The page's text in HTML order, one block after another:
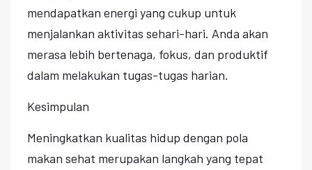
mendapatkan energi yang cukup untuk
menjalankan aktivitas sehari-hari. Anda akan
merasa lebih bertenaga, fokus, dan produktif
dalam melakukan tugas-tugas harian.
Kesimpulan
Meningkatkan kualitas hidup dengan pola
makan sehat merupakan langkah yang tepat